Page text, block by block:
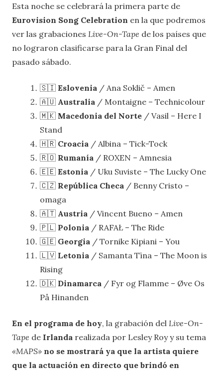
Esta noche se celebrará la primera parte de
Eurovision Song Celebration en la que podremos
ver las grabaciones Live-On-Tape de los países que
no lograron clasificarse para la Gran Final del
pasado sábado.
🇸🇮 Eslovenia / Ana Soklič – Amen
🇦🇺 Australia / Montaigne – Technicolour
🇲🇰 Macedonia del Norte / Vasil – Here I
Stand
🇭🇷 Croacia / Albina – Tick-Tock
🇷🇴 Rumanía / ROXEN – Amnesia
🇪🇪 Estonia / Uku Suviste – The Lucky One
🇨🇿 República Checa / Benny Cristo –
omaga
🇦🇹 Austria / Vincent Bueno – Amen
🇵🇱 Polonia / RAFAŁ – The Ride
🇬🇪 Georgia / Tornike Kipiani – You
🇱🇻 Letonia / Samanta Tīna – The Moon is
Rising
🇩🇰 Dinamarca / Fyr og Flamme – Øve Os
På Hinanden
En el programa de hoy, la grabación del Live-On-
Tape de Irlanda realizada por Lesley Roy y su tema
«MAPS» no se mostrará ya que la artista quiere
que la actuación en directo que brindó en